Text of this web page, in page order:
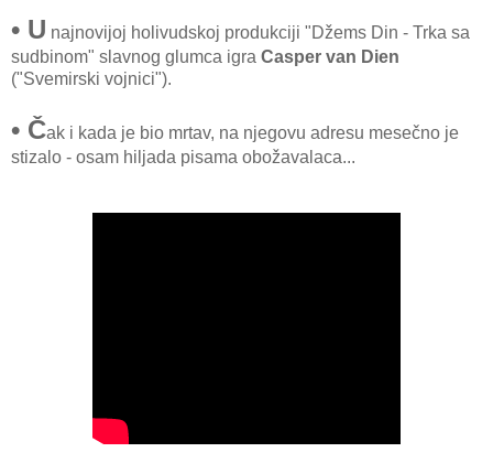
• U najnovijoj holivudskoj produkciji "Džems Din - Trka sa
sudbinom" slavnog glumca igra Casper van Dien
("Svemirski vojnici").
• Čak i kada je bio mrtav, na njegovu adresu mesečno je
stizalo - osam hiljada pisama obožavalaca...